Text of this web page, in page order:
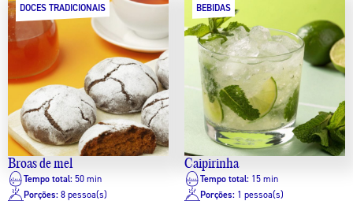
DOCES TRADICIONAIS
Broas de mel
Tempo total: 50 min
Porções: 8 pessoa(s)
BEBIDAS
Caipirinha
Tempo total: 15 min
Porções: 1 pessoa(s)